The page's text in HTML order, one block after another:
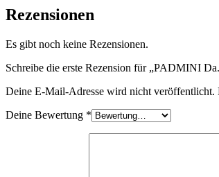
Rezensionen
Es gibt noch keine Rezensionen.
Schreibe die erste Rezension für „PADMINI
Deine E-Mail-Adresse wird nicht veröffentlicht.
Deine Bewertung *